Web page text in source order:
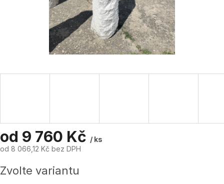
od 9 760 Kč / ks
od 8 066,12 Kč bez DPH
cena:
Zvolte variantu